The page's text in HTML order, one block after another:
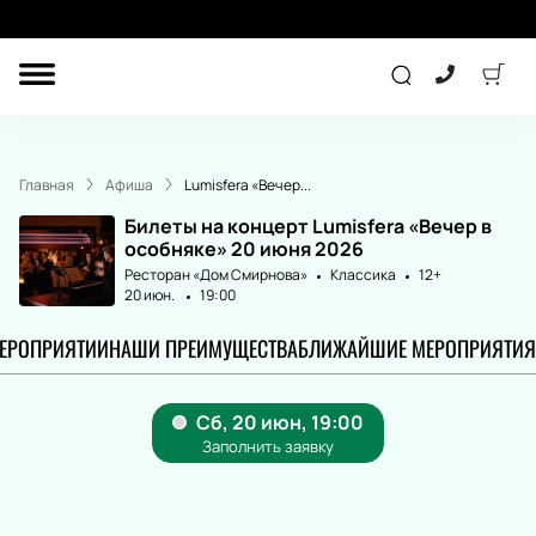
ТЕАТР
Главная Афиша Lumisfera «Вечер...
Билеты на концерт Lumisfera «Вечер в
особняке» 20 июня 2026
Ресторан «Дом Смирнова» Классика
12+
20 июн.
19:00
НАШИ ПРЕИМУЩЕСТВАБЛИЖАЙШИЕ МЕРОПРИЯТИЯ